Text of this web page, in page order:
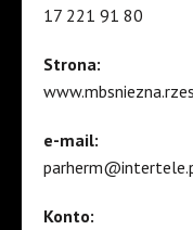
17 221 91 80
Strona:
e-mail:
Konto: